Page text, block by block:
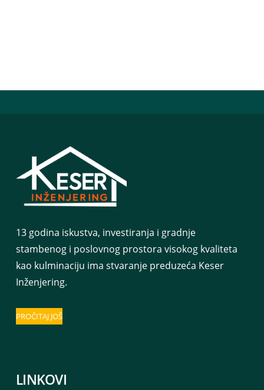
13 godina iskustva, investiranja i gradnje
stambenog i poslovnog prostora visokog kvaliteta
kao kulminaciju ima stvaranje preduzeća Keser
Inženjering.
PROČITAJ JOŠ
LINKOVI